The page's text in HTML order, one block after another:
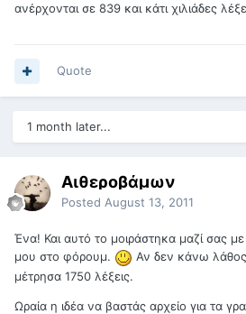
ανέρχονται σε 839 και κάτι χιλιάδες
Quote
1 month later...
Αιθεροβάμων
Posted August 13, 2011
Ένα! Και αυτό το μοιράστηκα μαζί σας
μου στο φόρουμ.
Αν δεν κάνω
μέτρησα 1750 λέξεις.
Ωραία η ιδέα να βαστάς αρχείο για τα